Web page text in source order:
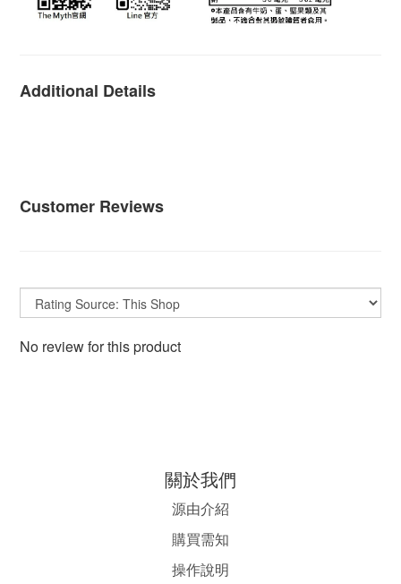
Additional Details
Customer Reviews
No review for this product
關於我們
源由介紹
購買需知
操作說明